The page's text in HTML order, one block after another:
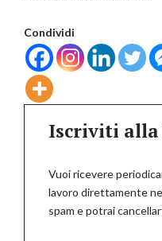
Condividi
Iscriviti
Vuoi ricevere
lavoro direttamente
spam e potrai